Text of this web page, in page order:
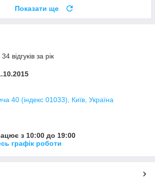
Показати ще
відгуків за рік
40 (індекс 01033), Київ, Україна
з 10:00 до 19:00
графік роботи